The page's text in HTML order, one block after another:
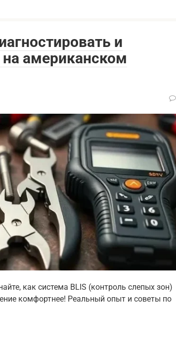
и
американском
как система BLIS (контроль слепых зон)
комфортнее! Реальный опыт и советы по